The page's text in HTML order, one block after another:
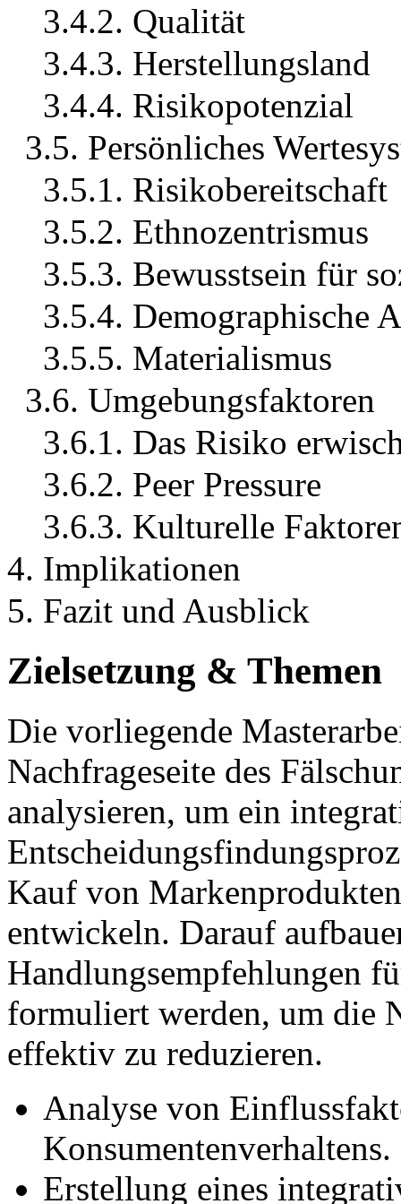
3.4.2. Qualität
3.4.3. Herstellungsland
3.4.4. Risikopotenzial
3.5. Persönliches
3.5.1. Risikobereitschaft
3.5.2. Ethnozentrismus
3.5.3. Bewusstsein für
3.5.4. Demographische
3.5.5. Materialismus
3.6. Umgebungsfaktoren
3.6.1. Das Risiko
3.6.2. Peer Pressure
3.6.3. Kulturelle
4. Implikationen
5. Fazit und Ausblick
Zielsetzung & Themen
Die vorliegende
Nachfrageseite des
analysieren, um ein
Kauf von
entwickeln. Darauf
Handlungsempfehlungen
formuliert werden, um die
effektiv zu reduzieren.
Analyse von
Konsumentenverhaltens.
Erstellung eines